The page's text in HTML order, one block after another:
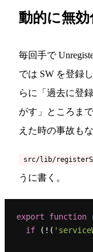
動的に無効
毎回手で
では SW を登録
らに「過去に登
がす」ところま
えた時の事故も
src/lib/
うに書く。
export function
if (!(